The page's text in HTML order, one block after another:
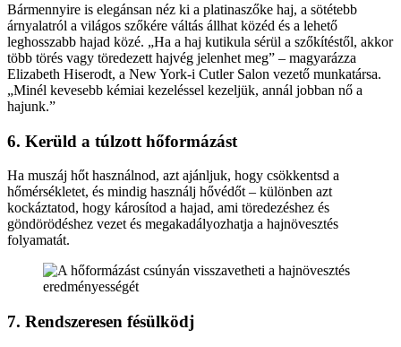
Bármennyire is elegánsan néz ki a platinaszőke haj, a sötétebb
árnyalatról a világos szőkére váltás állhat közéd és a lehető
leghosszabb hajad közé. „Ha a haj kutikula sérül a szőkítéstől, akkor
több törés vagy töredezett hajvég jelenhet meg” – magyarázza
Elizabeth Hiserodt, a New York-i Cutler Salon vezető munkatársa.
„Minél kevesebb kémiai kezeléssel kezeljük, annál jobban nő a
hajunk.”
6. Kerüld a túlzott hőformázást
Ha muszáj hőt használnod, azt ajánljuk, hogy csökkentsd a
hőmérsékletet, és mindig használj hővédőt – különben azt
kockáztatod, hogy károsítod a hajad, ami töredezéshez és
göndörödéshez vezet és megakadályozhatja a hajnövesztés
folyamatát.
7. Rendszeresen fésülködj